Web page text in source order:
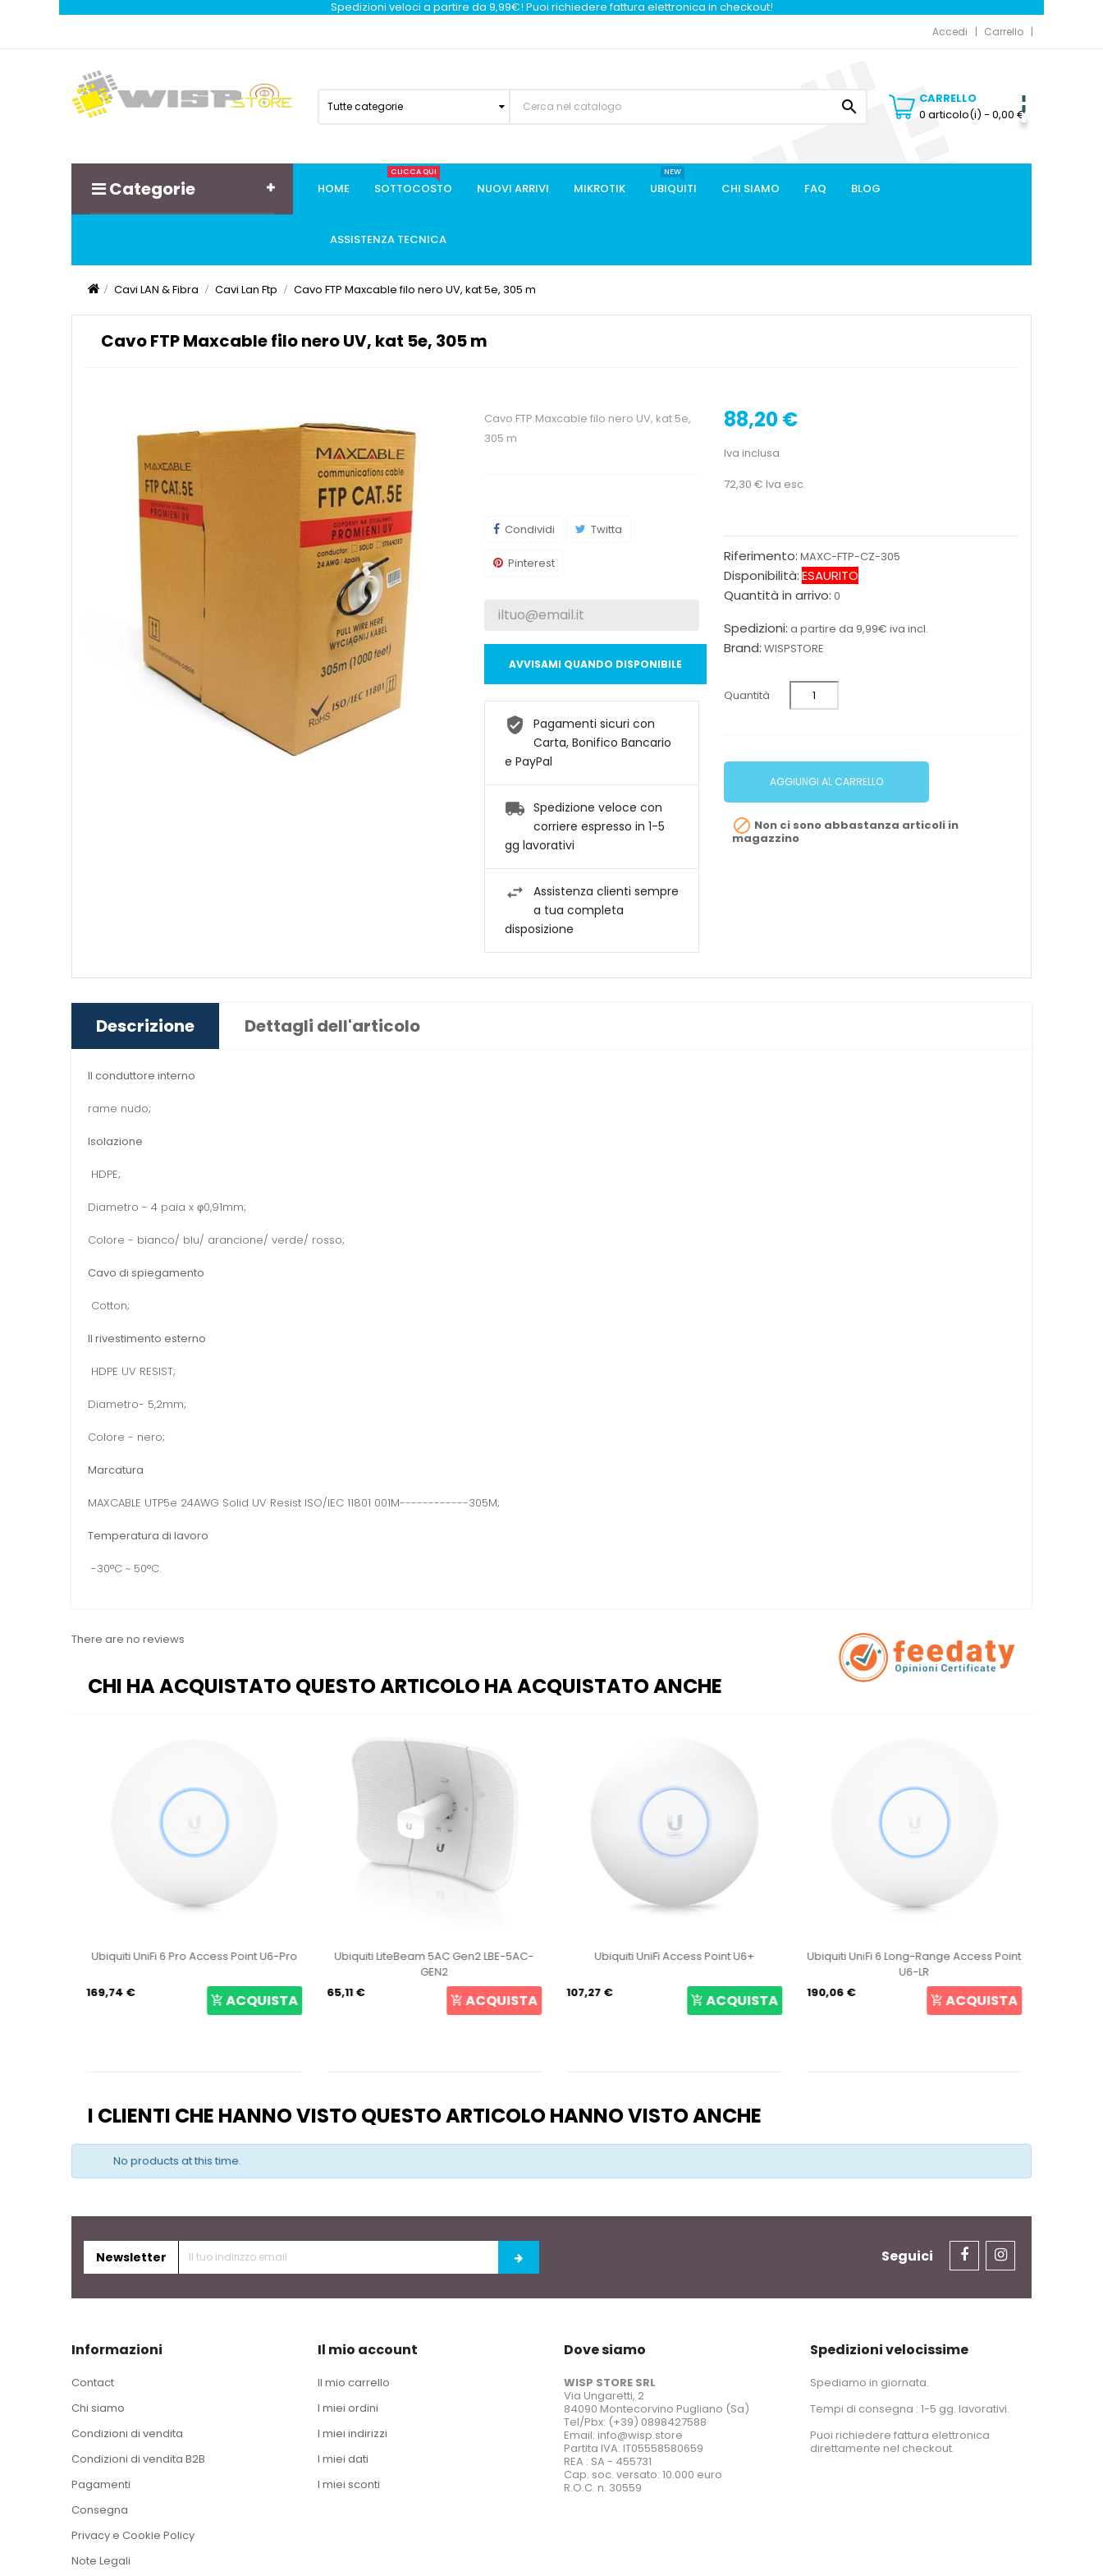
Spedizioni veloci a partire da 9,99€! Puoi richiedere fattura elettronica in checkout!
Accedi Carrello
Tutte categorie 
CARRELLO
0 articolo(i) - 0,00 €
Categorie HOME SOTTOCOSTO
CLICCA QUI
NUOVI ARRIVI MIKROTIK UBIQUITI
NEW
CHI SIAMO FAQ BLOG
ASSISTENZA TECNICA
Cavi LAN & Fibra Cavi Lan Ftp Cavo FTP Maxcable filo nero UV, kat 5e, 305 m
Cavo FTP Maxcable filo nero UV, kat 5e, 305 m
88,20 €
Iva inclusa
72,30 € Iva esc.
Riferimento: MAXC-FTP-CZ-305
Disponibilità:ESAURITO
Quantità in arrivo: 0
Spedizioni: a partire da 9,99€ iva incl.
Brand: WISPSTORE
Quantità
AGGIUNGI AL CARRELLO
 Non ci sono abbastanza articoli in
magazzino
Cavo FTP Maxcable filo nero UV, kat 5e,
305 m
Condividi Twitta
Pinterest
AVVISAMI QUANDO DISPONIBILE
Pagamenti sicuri con
Carta, Bonifico Bancario
e PayPal
Spedizione veloce con
corriere espresso in 1-5
gg lavorativi
Assistenza clienti sempre
a tua completa
disposizione
Descrizione Dettagli dell'articolo
Il conduttore interno
rame nudo;
Isolazione
HDPE;
Diametro - 4 paia x φ0,91mm;
Colore - bianco/ blu/ arancione/ verde/ rosso;
Cavo di spiegamento
Cotton;
Il rivestimento esterno
HDPE UV RESIST;
Diametro- 5,2mm;
Colore - nero;
Marcatura
MAXCABLE UTP5e 24AWG Solid UV Resist ISO/IEC 11801 001M------------305M;
Temperatura di lavoro
-30°C ~ 50°C.
There are no reviews
CHI HA ACQUISTATO QUESTO ARTICOLO HA ACQUISTATO ANCHE
Ubiquiti UniFi 6 Pro Access Point U6-Pro
169,74 € ACQUISTA
Ubiquiti LiteBeam 5AC Gen2 LBE-5AC-
GEN2
65,11 €
ACQUISTA
Ubiquiti UniFi Access Point U6+
107,27 € ACQUISTA
Ubiquiti UniFi 6 Long-Range Access Point
U6-LR
190,06 €
ACQUISTA
I CLIENTI CHE HANNO VISTO QUESTO ARTICOLO HANNO VISTO ANCHE
No products at this time.
Newsletter Seguici
Informazioni
Contact
Chi siamo
Condizioni di vendita
Condizioni di vendita B2B
Pagamenti
Consegna
Privacy e Cookie Policy
Note Legali
Il mio account
Il mio carrello
I miei ordini
I miei indirizzi
I miei dati
I miei sconti
Dove siamo
WISP STORE SRL
Via Ungaretti, 2
84090 Montecorvino Pugliano (Sa)
Tel/Pbx: (+39) 0898427588
Email: info@wisp.store
Partita IVA: IT05558580659
REA : SA - 455731
Cap. soc. versato: 10.000 euro
R.O.C. n. 30559
Spedizioni velocissime
Spediamo in giornata.
Tempi di consegna : 1-5 gg. lavorativi.
Puoi richiedere fattura elettronica
direttamente nel checkout.